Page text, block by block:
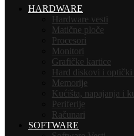
HARDWARE
Hardware vesti
Matične ploče
Procesori
Monitori
Grafičke kartice
Hard diskovi i optički
Memorije
Kućišta, napajanja i
Periferije
Računari
SOFTWARE